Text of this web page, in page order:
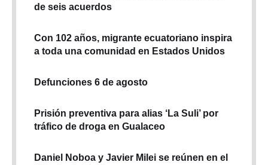
de seis acuerdos
Con 102 años, migrante ecuatoriano inspira
a toda una comunidad en Estados Unidos
Defunciones 6 de agosto
Prisión preventiva para alias ‘La Suli’ por
tráfico de droga en Gualaceo
Daniel Noboa y Javier Milei se reúnen en el